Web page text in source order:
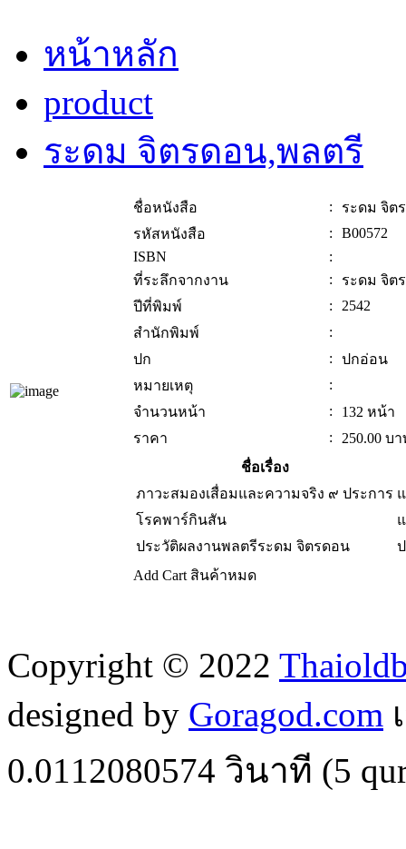
หน้าหลัก
product
ระดม จิตรดอน,พลตรี
ชื่อหนังสือ :
ระดม จิต
รหัสหนังสือ
:
B00572
ISBN
:
ที่ระลึกจากงาน
:
ระดม จิต
ปีที่พิมพ์
:
2542
สำนักพิมพ์
:
ปก
:
ปกอ่อน
หมายเหตุ
:
จำนวนหน้า
:
132 หน้า
ราคา
: 250.00 บา
ชื่อเรื่อง
ภาวะสมองเสื่อมและความจริง ๙ ประการ
โรคพาร์กินสัน
ประวัติผลงานพลตรีระดม จิตรดอน
Add Cart สินค้าหมด
Copyright © 2022
designed by Goragod.com
0.0112080574 วินาที (5